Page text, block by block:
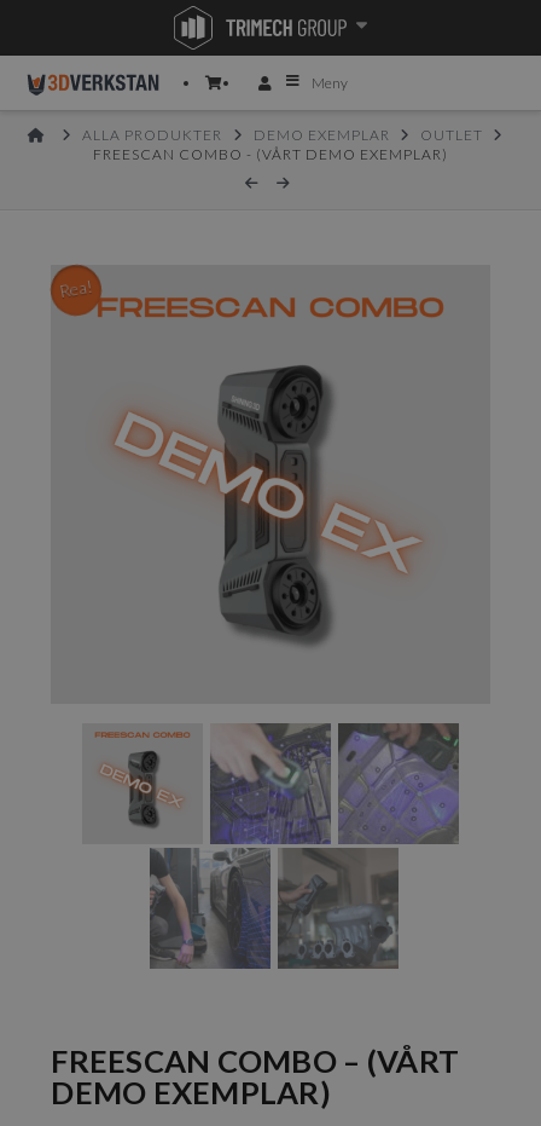
Meny
HOMEALLA PRODUKTER DEMO EXEMPLAR
OUTLET
FREESCAN COMBO - (VÅRT DEMO EXEMPLAR)
Rea!
FREESCAN COMBO – (VÅRT
DEMO EXEMPLAR)